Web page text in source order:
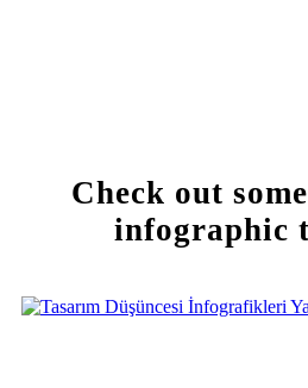
Check out
infographic